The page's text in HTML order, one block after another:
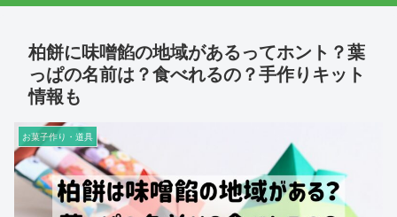
柏餅に味噌餡の地域があるってホント？葉
っぱの名前は？食べれるの？手作りキット
情報も
お菓子作り・道具